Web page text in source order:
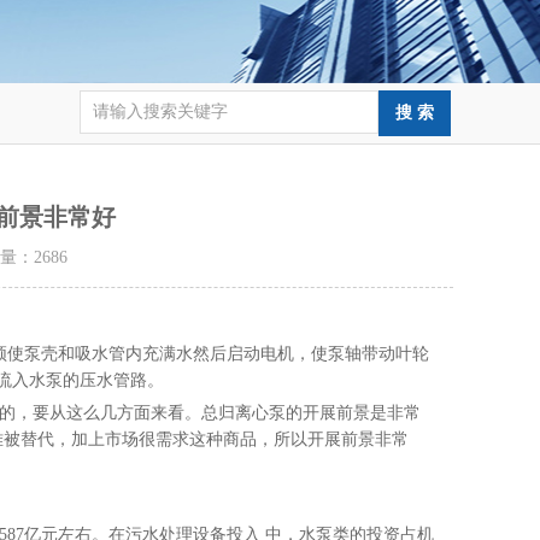
景非常好
： 2686
泵壳和吸水管内充满水然后启动电机，使泵轴带动叶轮
水泵的压水管路。
，要从这么几方面来看。总归离心泵的开展前景是非常
替代，加上市场很需求这种商品，所以开展前景非常
亿元左右。在污水处理设备投入 中，水泵类的投资占机